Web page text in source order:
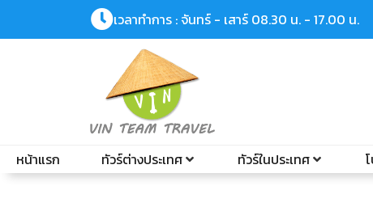
เวลาทำการ : จันทร์ - เสาร์ 08.30 น. - 17.00 น.
หน้าแรก ทัวร์ต่างประเทศ ทัวร์ในประเทศ